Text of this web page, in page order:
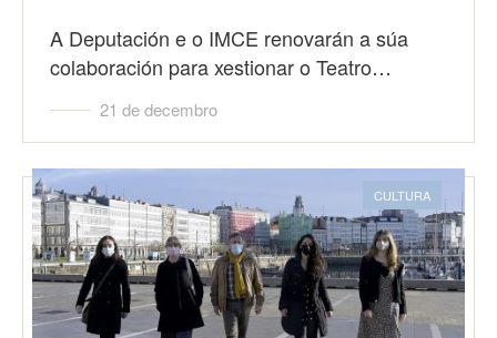
A Deputación e o IMCE renovarán a súa
colaboración para xestionar o Teatro…
21 de decembro
CULTURA